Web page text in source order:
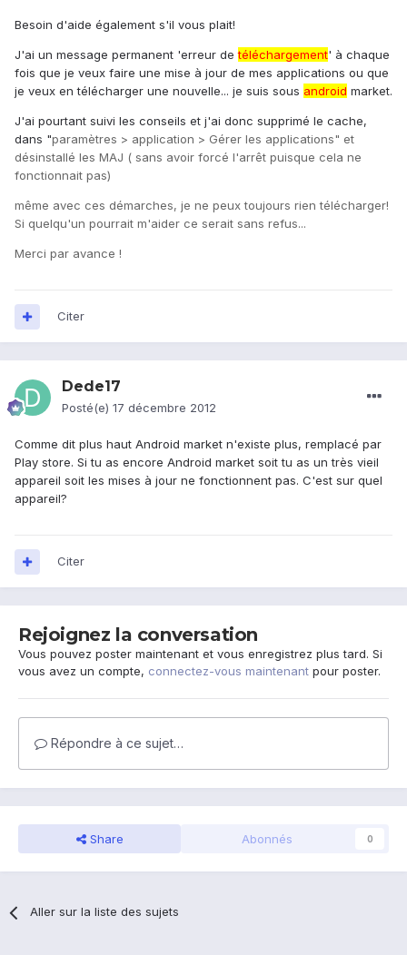
Besoin d'aide également s'il vous plait!
J'ai un message permanent 'erreur detéléchargement' à chaque
fois que je veux faire une mise à jour de mes applications ou que
je veux en télécharger une nouvelle... je suis sous android market.
J'ai pourtant suivi les conseils et j'ai donc supprimé le cache,
dans "paramètres > application > Gérer les applications" et
désinstallé les MAJ ( sans avoir forcé l'arrêt puisque cela ne
fonctionnait pas)
même avec ces démarches, je ne peux toujours rien télécharger!
Si quelqu'un pourrait m'aider ce serait sans refus...
Merci par avance !
Citer
Dede17
Posté(e) 17 décembre 2012
Comme dit plus haut Android market n'existe plus, remplacé par
Play store. Si tu as encore Android market soit tu as un très vieil
appareil soit les mises à jour ne fonctionnent pas. C'est sur quel
appareil?
Citer
Rejoignez la conversation
Vous pouvez poster maintenant et vous enregistrez plus tard. Si
vous avez un compte, connectez-vous maintenant pour poster.
Répondre à ce sujet…
Share Abonnés 0
Aller sur la liste des sujets